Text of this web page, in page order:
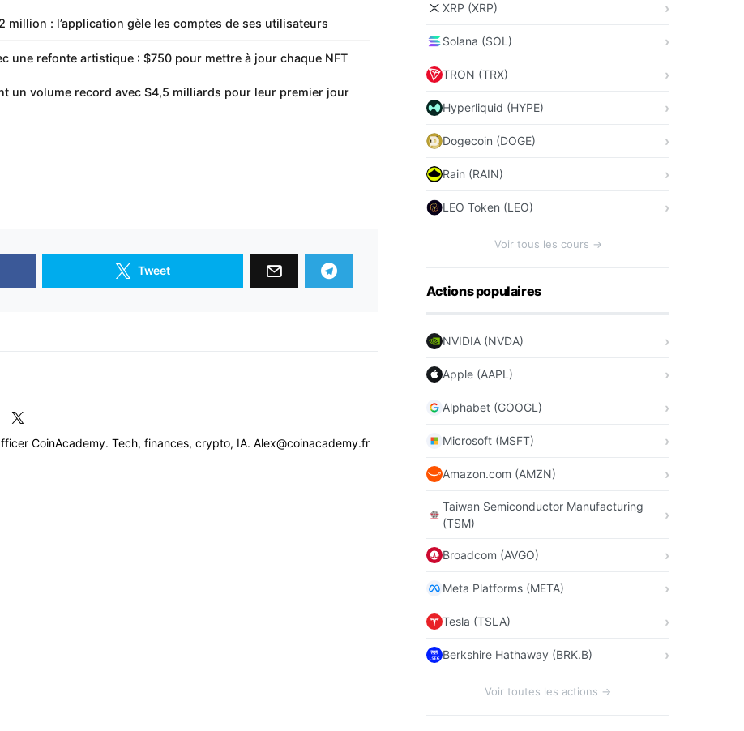
million : l’application gèle les comptes de ses utilisateurs
une refonte artistique : $750 pour mettre à jour chaque NFT
un volume record avec $4,5 milliards pour leur premier jour
Tweet
CoinAcademy. Tech, finances, crypto, IA. Alex@coinacademy.fr
XRP (XRP)
Solana (SOL)
TRON (TRX)
Hyperliquid (HYPE)
Dogecoin (DOGE)
Rain (RAIN)
LEO Token (LEO)
Voir tous les cours →
Actions populaires
NVIDIA (NVDA)
Apple (AAPL)
Alphabet (GOOGL)
Microsoft (MSFT)
Amazon.com (AMZN)
Taiwan Semiconductor Manufacturing
(TSM)
Broadcom (AVGO)
Meta Platforms (META)
Tesla (TSLA)
Berkshire Hathaway (BRK.B)
Voir toutes les actions →